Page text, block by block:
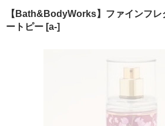
【Bath&BodyWorks】ファインフレ
ートピー [a-]